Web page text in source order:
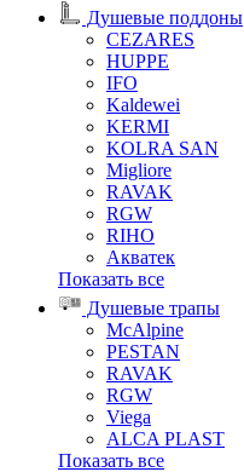
Душевые поддоны
CEZARES
HUPPE
IFO
Kaldewei
KERMI
KOLRA SAN
Migliore
RAVAK
RGW
RIHO
Акватек
Показать все
Душевые трапы
McAlpine
PESTAN
RAVAK
RGW
Viega
АLCA PLAST
Показать все